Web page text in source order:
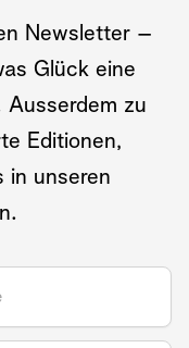
Newsletter –
Glück eine
Ausserdem zu
Editionen,
in unseren